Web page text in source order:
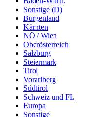
Sonstige (D)
Burgenland
Kärnten
NÖ / Wien
Oberösterreich
Salzburg
Steiermark
Tirol
Vorarlberg
Südtirol
Schweiz und FL
Europa
Sonstige